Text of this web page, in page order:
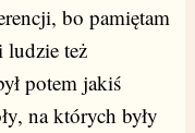
bo pamiętam
też
potem jakiś
na których były